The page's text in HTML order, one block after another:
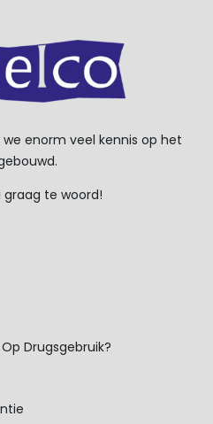
enorm veel kennis op het
te woord!
Drugsgebruik?